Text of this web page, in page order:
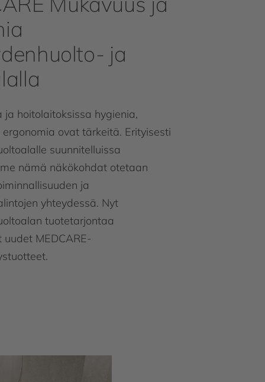
ja
ja hoitolaitoksissa hygienia,
ovat tärkeitä. Erityisesti
suunnitelluissa
nämä näkökohdat otetaan
ja
yhteydessä. Nyt
tuotetarjontaa
MEDCARE-